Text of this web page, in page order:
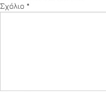
Σχόλιο *